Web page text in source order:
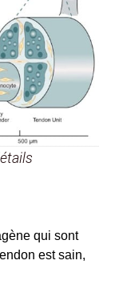
qui sont
est sain,